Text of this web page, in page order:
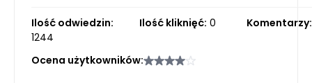
Ilość odwiedzin:
1244
Ilość kliknięć: 0 Komentarzy:
Ocena użytkowników: